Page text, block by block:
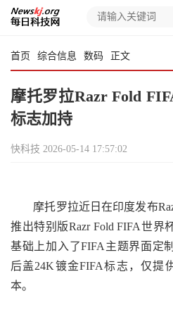
首页 综合信息 数码 正文
摩托罗拉Razr Fold
标志加持
快科技 2026-05-14 17:57:02
摩托罗拉近日在印度发布
推出特别版Razr Fold FIFA世界
基础上加入了FIFA主题界面定
后盖24K镀金FIFA标志，仅提
本。